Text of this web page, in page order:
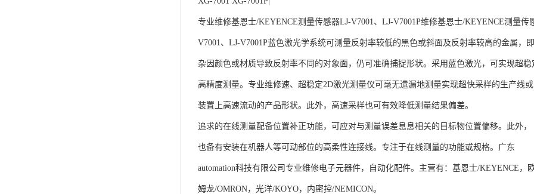
专业维修基恩士/KEYENCE测量传感器LJ-V7001、LJ-V7001P维修基恩士/KEYENCE测量传
V7001、LJ-V7001P蓝色激光学系统可测量反射率较低的黑色或斜面及反射率较高的金属，
杂因颜色或材质导致反射率不同的对象面，仍可准确捕捉形状。采用蓝色激光，可实现超稳
高精度测量。专业维修速、超稳定2D激光测量仪可毫无遗漏地测量实现超快采样的生产线或
装置上高速流动的产品形状。此外，高速采样也可有效降低测量结果偏差。
追求的在线测量配备位置补正功能，可应对与测量误差息息相关的目标物位置偏移。此外，
也备有安装在机器人等可动部位的高柔性连接线。专注于在线测量的功能或规格。广东
automation科技有限公司专业维修电子元器件，自动化配件。主营有：基恩士/KEYENCE，
姆龙/OMRON，光洋/KOYO，内密控/NEMICON。